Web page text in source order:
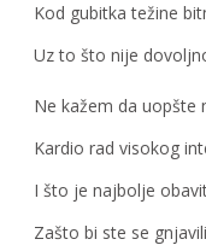
Kod gubitka težine
Uz to što nije
Ne kažem da uopšte
Kardio rad visokog
I što je najbolje
Zašto bi ste se